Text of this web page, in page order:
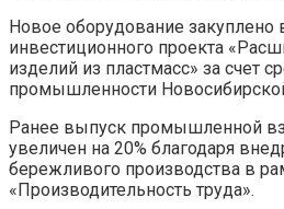
Новое оборудование закуплено
инвестиционного проекта
изделий из пластмасс» за счет
промышленности
Ранее выпуск промышленной
увеличен на 20% благодаря
бережливого производства в
«Производительность труда».